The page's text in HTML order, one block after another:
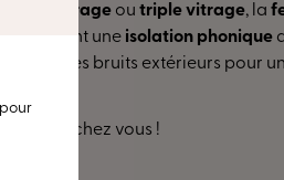
vitrage ou triple vitrage, la
également une isolation phonique
les bruits extérieurs pour
rester chez vous !